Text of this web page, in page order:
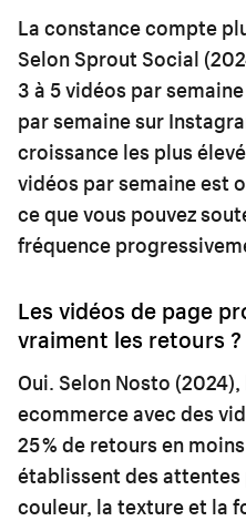
La constance compte
Selon Sprout Social
3 à 5 vidéos par
par semaine sur
croissance les plus
vidéos par semaine est
ce que vous pouvez
fréquence
Les vidéos de page
vraiment les retours ?
Oui. Selon Nosto
ecommerce avec des
25 % de retours en
établissent des
couleur, la texture et la